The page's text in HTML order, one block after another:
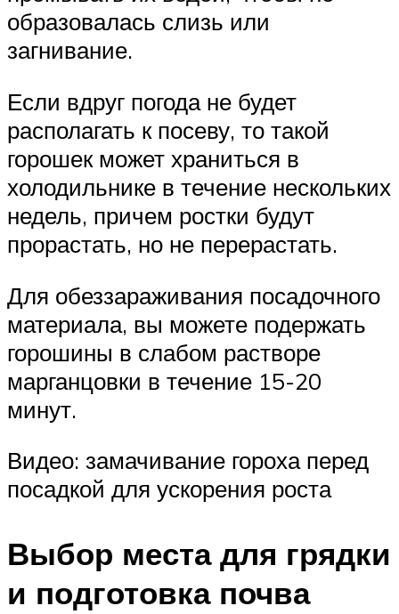
образовалась слизь или
загнивание.
Если вдруг погода не будет
располагать к посеву, то такой
горошек может храниться в
холодильнике в течение нескольких
недель, причем ростки будут
прорастать, но не перерастать.
Для обеззараживания посадочного
материала, вы можете подержать
горошины в слабом растворе
марганцовки в течение 15-20
минут.
Видео: замачивание гороха перед
посадкой для ускорения роста
Выбор места для грядки
и подготовка почва